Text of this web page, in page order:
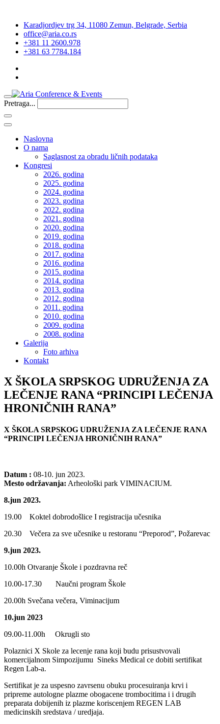
Karadjordjev trg 34, 11080 Zemun, Belgrade, Serbia
office@aria.co.rs
+381 11 2600.978
+381 63 7784.184
Pretraga...
Naslovna
O nama
Saglasnost za obradu ličnih podataka
Kongresi
2026. godina
2025. godina
2024. godina
2023. godina
2022. godina
2021. godina
2020. godina
2019. godina
2018. godina
2017. godina
2016. godina
2015. godina
2014. godina
2013. godina
2012. godina
2011. godina
2010. godina
2009. godina
2008. godina
Galerija
Foto arhiva
Kontakt
X ŠKOLA SRPSKOG UDRUŽENJA ZA
LEČENJE RANA “PRINCIPI LEČENJA
HRONIČNIH RANA”
X ŠKOLA SRPSKOG UDRUŽENJA ZA LEČENJE RANA
“PRINCIPI LEČENJA HRONIČNIH RANA”
Datum : 08-10. jun 2023.
Mesto održavanja: Arheološki park VIMINACIUM.
8.jun 2023.
19.00 Koktel dobrodošlice I registracija učesnika
20.30 Večera za sve učesnike u restoranu “Preporod”, Požarevac
9.jun 2023.
10.00h Otvaranje Škole i pozdravna reč
10.00-17.30 Naučni program Škole
20.00h Svečana večera, Viminacijum
10.jun 2023
09.00-11.00h Okrugli sto
Polaznici X Skole za lecenje rana koji budu prisustvovali
komercijalnom Simpozijumu Sineks Medical ce dobiti sertifikat
Regen Lab-a.
Sertifikat je za uspesno zavrsenu obuku procesuiranja krvi i
pripreme autologne plazme obogacene trombocitima i i drugih
preparata dobijenih iz plazme koriscenjem REGEN LAB
medicinskih sredstava / uredjaja.